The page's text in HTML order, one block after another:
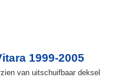
1999-2005
van uitschuifbaar deksel